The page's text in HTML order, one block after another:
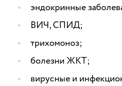
эндокринные
ВИЧ, СПИД;
трихомоноз;
болезни ЖКТ;
вирусные и